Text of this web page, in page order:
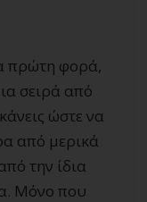
πρώτη φορά,
σειρά από
ώστε να
από μερικά
την ίδια
Μόνο που